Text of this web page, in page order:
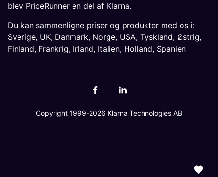
blev PriceRunner en del af Klarna.
Du kan sammenligne priser og produkter med os i:
Sverige, UK, Danmark, Norge, USA, Tyskland, Østrig,
Finland, Frankrig, Irland, Italien, Holland, Spanien
Copyright 1999-2026 Klarna Technologies AB